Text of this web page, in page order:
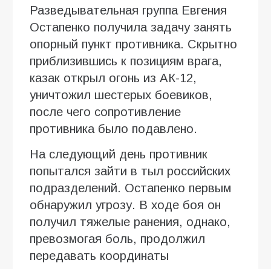
Разведывательная группа Евгения
Остапенко получила задачу занять
опорный пункт противника. Скрытно
приблизившись к позициям врага,
казак открыл огонь из АК-12,
уничтожил шестерых боевиков,
после чего сопротивление
противника было подавлено.
На следующий день противник
попытался зайти в тыл российских
подразделений. Остапенко первым
обнаружил угрозу. В ходе боя он
получил тяжелые ранения, однако,
превозмогая боль, продолжил
передавать координаты